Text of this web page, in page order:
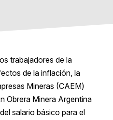
trabajadores de la
de la inflación, la
Mineras (CAEM)
Obrera Minera Argentina
salario básico para el